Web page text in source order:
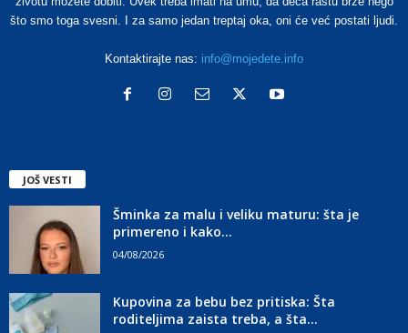
što smo toga svesni. I za samo jedan treptaj oka, oni će već postati ljudi.
Kontaktirajte nas: info@mojedete.info
JOŠ VESTI
Šminka za malu i veliku maturu: šta je
primereno i kako...
04/08/2026
Kupovina za bebu bez pritiska: Šta
roditeljima zaista treba, a šta...